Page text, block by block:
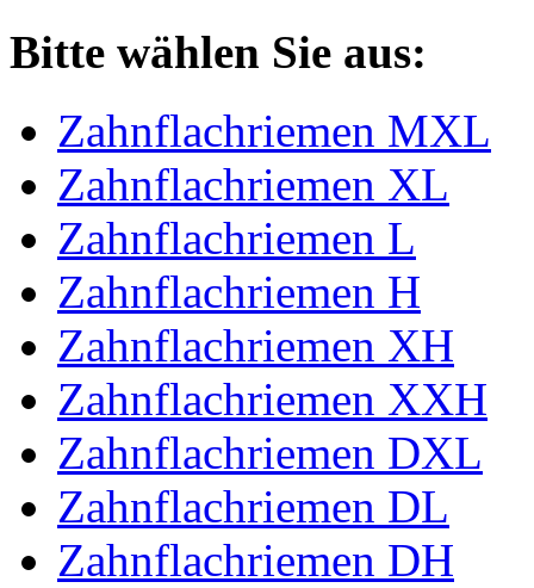
Bitte wählen Sie aus:
Zahnflachriemen MXL
Zahnflachriemen XL
Zahnflachriemen L
Zahnflachriemen H
Zahnflachriemen XH
Zahnflachriemen XXH
Zahnflachriemen DXL
Zahnflachriemen DL
Zahnflachriemen DH